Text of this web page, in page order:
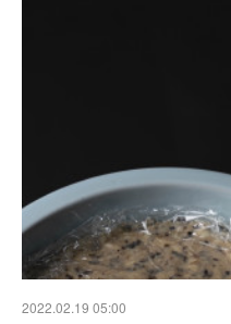
2022.02.19 05:00